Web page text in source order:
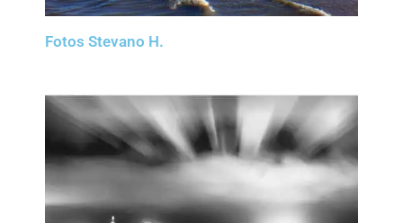
Fotos Stevano H.